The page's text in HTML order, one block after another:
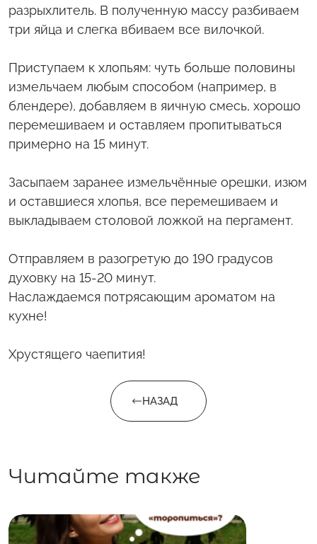
разрыхлитель. В полученную массу разбиваем
три яйца и слегка вбиваем все вилочкой.
Приступаем к хлопьям: чуть больше половины
измельчаем любым способом (например, в
блендере), добавляем в яичную смесь, хорошо
перемешиваем и оставляем пропитываться
примерно на 15 минут.
Засыпаем заранее измельчённые орешки, изюм
и оставшиеся хлопья, все перемешиваем и
выкладываем столовой ложкой на пергамент.
Отправляем в разогретую до 190 градусов
духовку на 15-20 минут.
Наслаждаемся потрясающим ароматом на
кухне!
Хрустящего чаепития!
НАЗАД
Читайте также